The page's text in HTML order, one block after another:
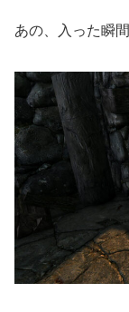
あの、入った瞬間